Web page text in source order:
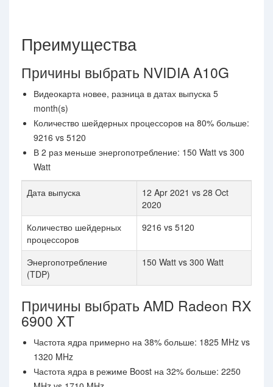
Преимущества
Причины выбрать NVIDIA A10G
Видеокарта новее, разница в датах выпуска 5
month(s)
Количество шейдерных процессоров на 80% больше:
9216 vs 5120
В 2 раз меньше энергопотребление: 150 Watt vs 300
Watt
Дата выпуска
12 Apr 2021 vs 28 Oct
2020
Количество шейдерных
процессоров
9216 vs 5120
Энергопотребление
(TDP)
150 Watt vs 300 Watt
Причины выбрать AMD Radeon RX
6900 XT
Частота ядра примерно на 38% больше: 1825 MHz vs
1320 MHz
Частота ядра в режиме Boost на 32% больше: 2250